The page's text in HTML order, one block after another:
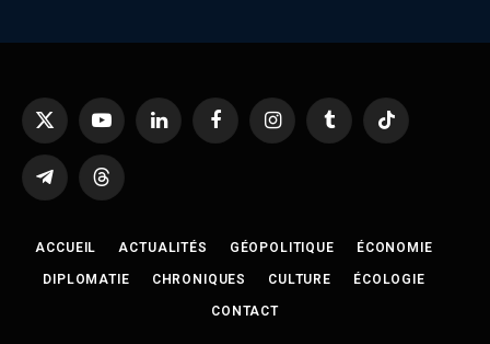
X
YouTubeLinkedIn FacebookInstagramTumblr TikTok
TelegramThreads
ACCUEIL ACTUALITÉS GÉOPOLITIQUE ÉCONOMIE
DIPLOMATIE CHRONIQUES CULTURE ÉCOLOGIE
CONTACT